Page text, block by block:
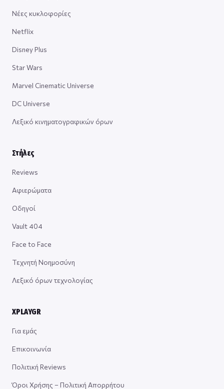
Νέες κυκλοφορίες
Netflix
Disney Plus
Star Wars
Marvel Cinematic Universe
DC Universe
Λεξικό κινηματογραφικών όρων
Στήλες
Reviews
Αφιερώματα
Οδηγοί
Vault 404
Face to Face
Τεχνητή Νοημοσύνη
Λεξικό όρων τεχνολογίας
XPLAYGR
Για εμάς
Επικοινωνία
Πολιτική Reviews
Όροι Χρήσης – Πολιτική Απορρήτου